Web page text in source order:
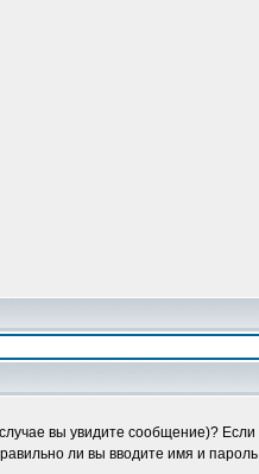
вы увидите сообщение)? Если
ли вы вводите имя и